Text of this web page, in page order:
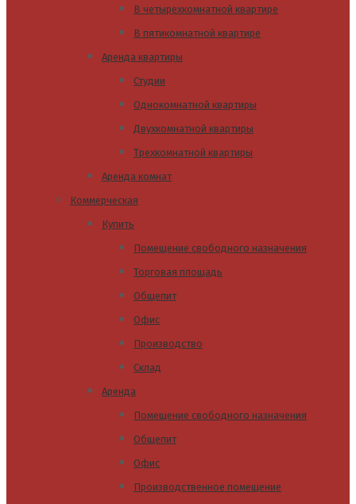
В четырехкомнатной квартире
В пятикомнатной квартире
Аренда квартиры
Студии
Однокомнатной квартиры
Двухкомнатной квартиры
Трехкомнатной квартиры
Аренда комнат
Коммерческая
Купить
Помещение свободного назначения
Торговая площадь
Общепит
Офис
Производство
Склад
Аренда
Помещение свободного назначения
Общепит
Офис
Производственное помещение